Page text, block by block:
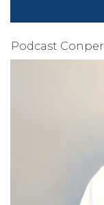
Podcast